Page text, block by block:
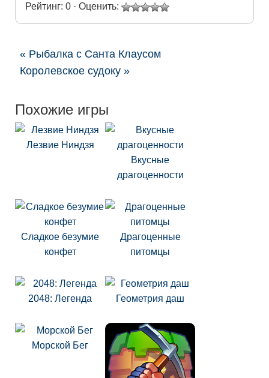
Рейтинг: 0 · Оценить:
« Рыбалка с Санта Клаусом
Королевское судоку »
Похожие игры
Лезвие Ниндзя
Вкусные
драгоценности
Сладкое безумие
конфет
Драгоценные
питомцы
2048: Легенда Геометрия даш
Морской Бег